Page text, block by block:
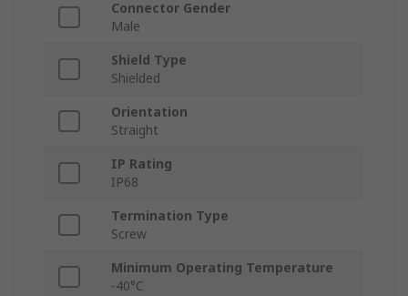
Connector Gender
Male
Shield Type
Shielded
Orientation
Straight
IP Rating
IP68
Termination Type
Screw
Minimum Operating Temperature
-40°C